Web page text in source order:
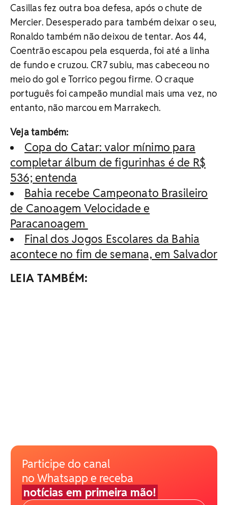
Casillas fez outra boa defesa, após o chute de
Mercier. Desesperado para também deixar o seu,
Ronaldo também não deixou de tentar. Aos 44,
Coentrão escapou pela esquerda, foi até a linha
de fundo e cruzou. CR7 subiu, mas cabeceou no
meio do gol e Torrico pegou firme. O craque
português foi campeão mundial mais uma vez, no
entanto, não marcou em Marrakech.
Veja também:
Copa do Catar: valor mínimo para
completar álbum de figurinhas é de R$
536; entenda
Bahia recebe Campeonato Brasileiro
de Canoagem Velocidade e
Paracanoagem
Final dos Jogos Escolares da Bahia
acontece no fim de semana, em Salvador
LEIA TAMBÉM:
Participe do canal
no Whatsapp e receba
notícias em primeira mão!